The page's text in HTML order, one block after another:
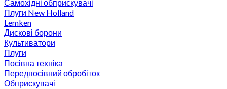
Самохідні обприскувачі
Плуги New Holland
Lemken
Дискові борони
Культиватори
Плуги
Посівна техніка
Передпосівний обробіток
Обприскувачі